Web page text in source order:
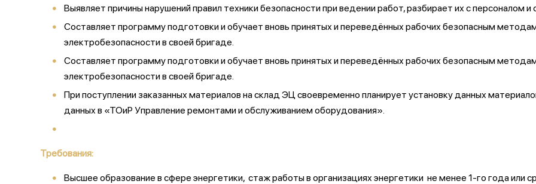
Выявляет причины нарушений правил техники безопасности при ведении работ, разбирает их с
Составляет программу подготовки и обучает вновь принятых и переведённых рабочих безопасным
электробезопасности в своей бригаде.
Составляет программу подготовки и обучает вновь принятых и переведённых рабочих безопасным
электробезопасности в своей бригаде.
При поступлении заказанных материалов на склад ЭЦ своевременно планирует установку данных
данных в «ТОиР Управление ремонтами и обслуживанием оборудования».
Требования:
Высшее образование в сфере энергетики, стаж работы в организациях энергетики не менее 1-го года или